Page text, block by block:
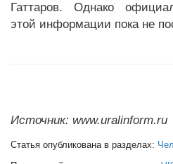
Гаттаров. Однако
этой информации пока не
Источник: www.uralinform.ru
Статья опубликована в разделах: